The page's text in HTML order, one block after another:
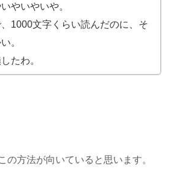
やいやいや。
1000文字くらい読んだのに、そ
。
たわ。
の方法が向いていると思います。